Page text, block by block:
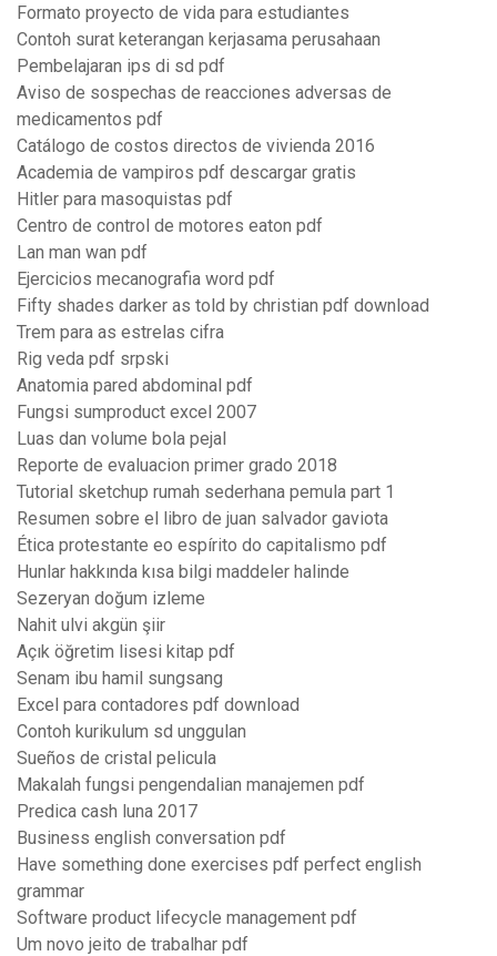
Formato proyecto de vida para estudiantes
Contoh surat keterangan kerjasama perusahaan
Pembelajaran ips di sd pdf
Aviso de sospechas de reacciones adversas de
medicamentos pdf
Catálogo de costos directos de vivienda 2016
Academia de vampiros pdf descargar gratis
Hitler para masoquistas pdf
Centro de control de motores eaton pdf
Lan man wan pdf
Ejercicios mecanografia word pdf
Fifty shades darker as told by christian pdf download
Trem para as estrelas cifra
Rig veda pdf srpski
Anatomia pared abdominal pdf
Fungsi sumproduct excel 2007
Luas dan volume bola pejal
Reporte de evaluacion primer grado 2018
Tutorial sketchup rumah sederhana pemula part 1
Resumen sobre el libro de juan salvador gaviota
Ética protestante eo espírito do capitalismo pdf
Hunlar hakkında kısa bilgi maddeler halinde
Sezeryan doğum izleme
Nahit ulvi akgün şiir
Açık öğretim lisesi kitap pdf
Senam ibu hamil sungsang
Excel para contadores pdf download
Contoh kurikulum sd unggulan
Sueños de cristal pelicula
Makalah fungsi pengendalian manajemen pdf
Predica cash luna 2017
Business english conversation pdf
Have something done exercises pdf perfect english
grammar
Software product lifecycle management pdf
Um novo jeito de trabalhar pdf